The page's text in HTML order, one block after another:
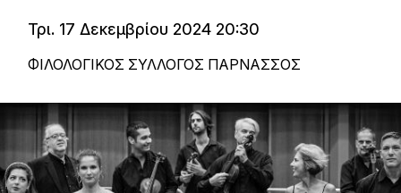
Τρι. 17 Δεκεμβρίου 2024 20:30
ΦΙΛΟΛΟΓΙΚΟΣ ΣΥΛΛΟΓΟΣ ΠΑΡΝΑΣΣΟΣ